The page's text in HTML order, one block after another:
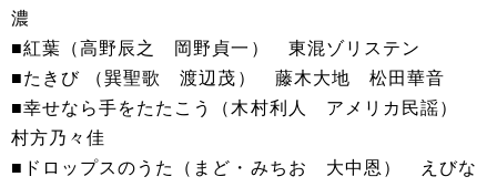
濃
■紅葉（高野辰之 岡野貞一） 東混ゾリステン
■たきび （巽聖歌 渡辺茂） 藤木大地 松田華音
■幸せなら手をたたこう（木村利人 アメリカ民謡）
村方乃々佳
■ドロップスのうた（まど・みちお 大中恩） えびな